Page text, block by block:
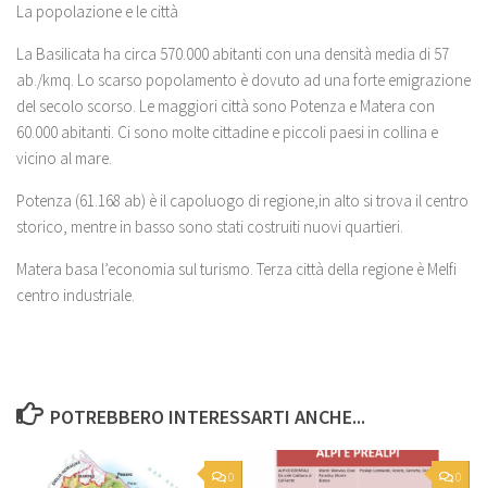
La popolazione e le città
La Basilicata ha circa 570.000 abitanti con una densità media di 57
ab./kmq. Lo scarso popolamento è dovuto ad una forte emigrazione
del secolo scorso. Le maggiori città sono Potenza e Matera con
60.000 abitanti. Ci sono molte cittadine e piccoli paesi in collina e
vicino al mare.
Potenza (61.168 ab) è il capoluogo di regione,in alto si trova il centro
storico, mentre in basso sono stati costruiti nuovi quartieri.
Matera basa l’economia sul turismo. Terza città della regione è Melfi
centro industriale.
POTREBBERO INTERESSARTI ANCHE...
0 0